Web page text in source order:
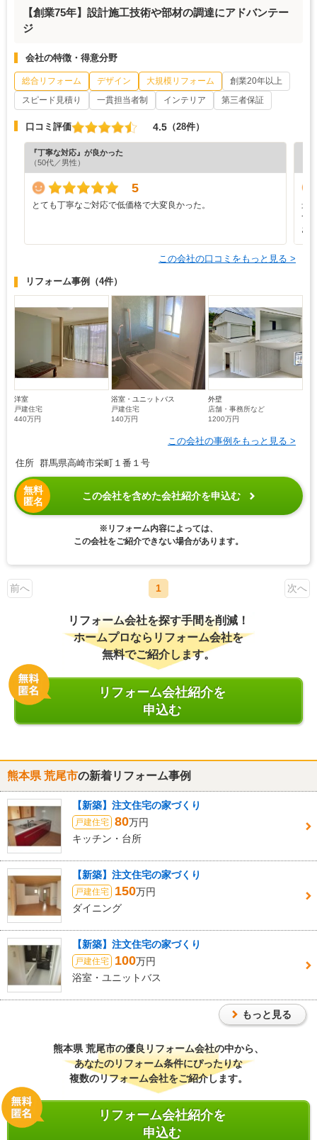
【創業75年】設計施工技術や部材の調達にアドバンテー
ジ
会社の特徴・得意分野
総合リフォーム デザイン 大規模リフォーム
創業20年以上
スピード見積り
一貫担当者制 インテリア 第三者保証
口コミ評価 4.5 （28件）
『丁寧な対応』が良かった
（50代／男性）
5
とても丁寧なご対応で低価格で大変良かった。
最
つ
お
この会社の口コミをもっと見る >
リフォーム事例 （4件）
洋室
戸建住宅
440万円
浴室・ユニットバス
戸建住宅
140万円
外壁
店舗・事務所など
1200万円
この会社の事例をもっと見る >
住所 群馬県高崎市栄町１番１号
無料
匿名
この会社を含めた会社紹介を申込む
※リフォーム内容によっては、
この会社をご紹介できない場合があります。
前へ 1 次へ
リフォーム会社を探す手間を削減！
ホームプロならリフォーム会社を
無料でご紹介します。
リフォーム会社紹介を
申込む
熊本県 荒尾市の新着リフォーム事例
【新築】注文住宅の家づくり
戸建住宅 80万円
キッチン・台所
【新築】注文住宅の家づくり
戸建住宅 150万円
ダイニング
【新築】注文住宅の家づくり
戸建住宅 100万円
浴室・ユニットバス
もっと見る
熊本県 荒尾市の優良リフォーム会社の中から、
あなたのリフォーム条件にぴったりな
複数のリフォーム会社をご紹介します。
リフォーム会社紹介を
申込む